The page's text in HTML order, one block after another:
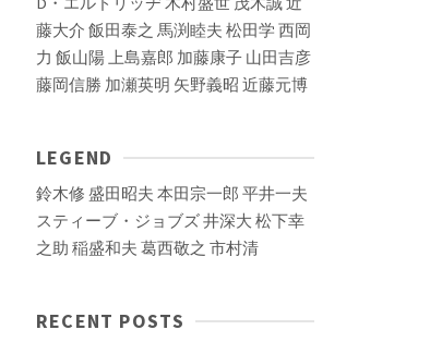
藤大介 飯田泰之 馬渕睦夫 松田学 西岡
力 飯山陽上島嘉郎 加藤康子 山田吉彦
藤岡信勝 加瀬英明 矢野義昭 近藤元博
LEGEND
鈴木修 盛田昭夫 本田宗一郎 平井一夫
スティーブ・ジョブズ井深大 松下幸
之助 稲盛和夫 葛西敬之 市村清
RECENT POSTS